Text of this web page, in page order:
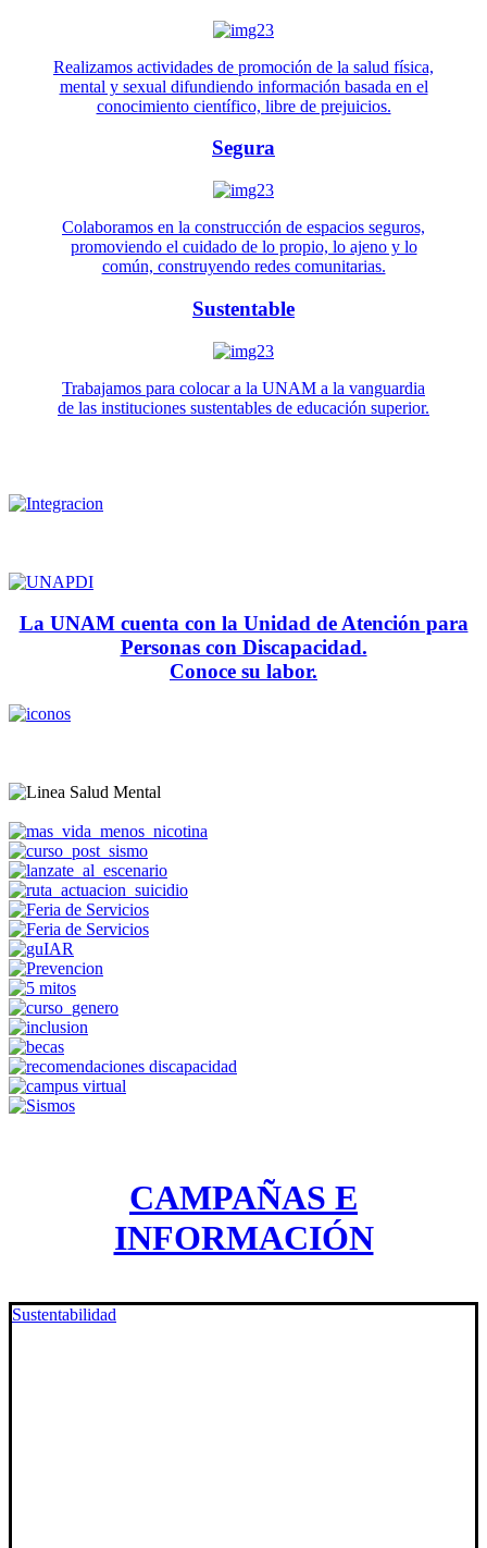
Realizamos actividades de promoción de la salud física,
mental y sexual difundiendo información basada en el
conocimiento científico, libre de prejuicios.
Segura
Colaboramos en la construcción de espacios seguros,
promoviendo el cuidado de lo propio, lo ajeno y lo
común, construyendo redes comunitarias.
Sustentable
Trabajamos para colocar a la UNAM a la vanguardia
de las instituciones sustentables de educación superior.
La UNAM cuenta con la Unidad de Atención para
Personas con Discapacidad.
Conoce su labor.
CAMPAÑAS E
INFORMACIÓN
Sustentabilidad